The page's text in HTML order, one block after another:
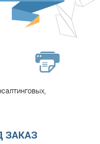
ЗАКАЗ